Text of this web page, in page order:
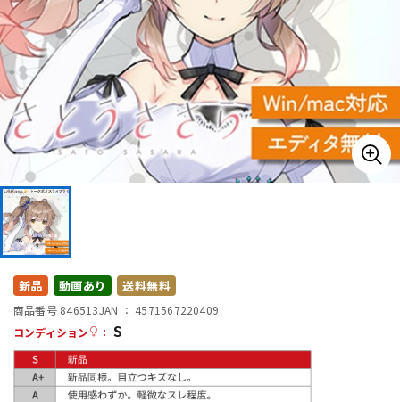
管楽器 その他楽器
アンプ エフェクター
DJ機器 DTM
配信/ライブ機器
新品 動画あり 送料無料
商品番号 846513JAN ： 4571567220409
コンディション
： S